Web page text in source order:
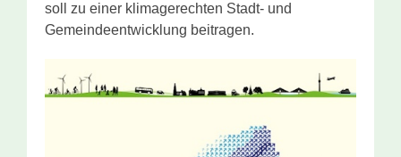
soll zu einer klimagerechten Stadt- und
Gemeindeentwicklung beitragen.